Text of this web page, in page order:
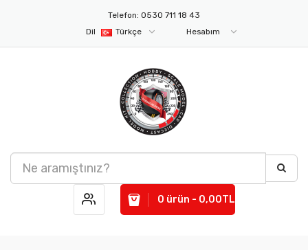
Telefon: 0530 711 18 43
Dil
Türkçe Hesabım
0 ürün - 0,00TL